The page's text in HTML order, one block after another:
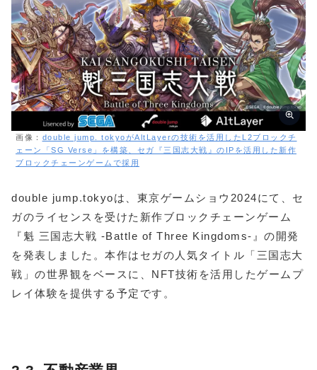
画像： double jump. tokyoがAltLayerの技術を活用したL2ブロックチ
ェーン「SG Verse」を構築、セガ『三国志大戦』のIPを活用した新作
ブロックチェーンゲームで採用
double jump.tokyoは、東京ゲームショウ2024にて、セ
ガのライセンスを受けた新作ブロックチェーンゲーム
『魁 三国志大戦 -Battle of Three Kingdoms-』の開発
を発表しました。本作はセガの人気タイトル「三国志大
戦」の世界観をベースに、NFT技術を活用したゲームプ
レイ体験を提供する予定です。